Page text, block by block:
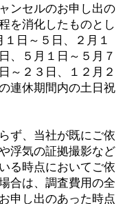
ンセルのお申し出の
を消化したものとし
日～５日、２月１
、５月１日～５月７
～２３日、１２月２
連休期間内の土日祝
ず、当社が既にご依
浮気の証拠撮影など
る時点においてご依
合は、調査費用の全
申し出のあった時点